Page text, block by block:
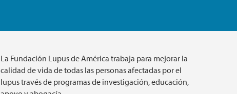
La Fundación Lupus de América trabaja para mejorar la
calidad de vida de todas las personas afectadas por el
lupus través de programas de investigación, educación,